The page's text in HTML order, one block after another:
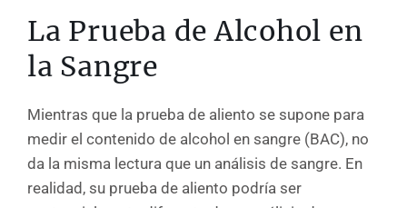
La Prueba de Alcohol en
la Sangre
Mientras que la prueba de aliento se supone para
medir el contenido de alcohol en sangre (BAC), no
da la misma lectura que un análisis de sangre. En
realidad, su prueba de aliento podría ser